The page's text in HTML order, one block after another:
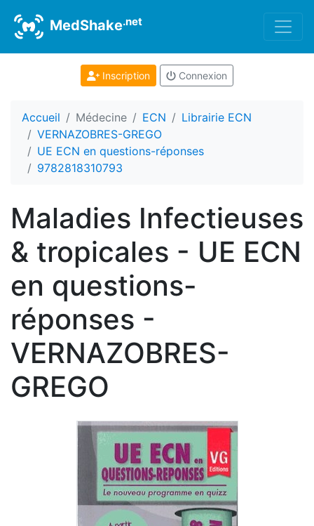
MedShake.net
Inscription Connexion
Accueil Médecine ECN
Librairie ECN
VERNAZOBRES-GREGO
UE ECN en questions-réponses
9782818310793
Maladies Infectieuses
& tropicales - UE ECN
en questions-
réponses -
VERNAZOBRES-
GREGO